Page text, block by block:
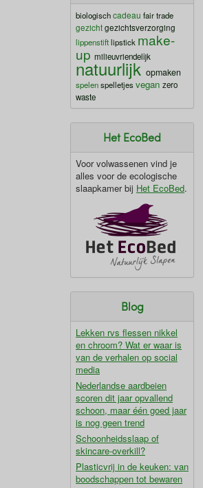
biologischcadeau fair trade
gezichtgezichtsverzorging
lippenstiftlipstick make-
up milieuvriendelijk
natuurlijk opmaken
spelenspelletjesvegan zero
waste
Het EcoBed
Voor volwassenen vind je
alles voor de ecologische
slaapkamer bij Het EcoBed.
Blog
Lekken rvs flessen nikkel
en chroom? Wat er waar is
van de verhalen op social
media
Nederlandse aardbeien
scoren dit jaar opvallend
schoon, maar één goed jaar
is nog geen trend
Schoonheidsslaap of
skincare-overkill?
Plasticvrij in de keuken: van
boodschappen tot bewaren